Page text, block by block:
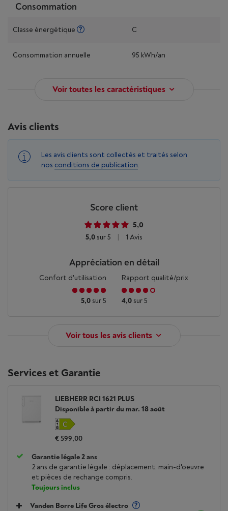
Consommation
Classe énergétique C
Consommation annuelle 95 kWh/an
Voir toutes les caractéristiques
Avis clients
Les avis clients sont collectés et traités selon
nos conditions de publication.
Score client
5,0
5,0 sur 5 1 Avis
Appréciation en détail
Confort d'utilisation
5,0 sur 5
Rapport qualité/prix
4,0 sur 5
Voir tous les avis clients
Services et Garantie
LIEBHERR RCI 1621 PLUS
Disponible à partir du mar. 18 août
€ 599,00
Garantie légale 2 ans
2 ans de garantie légale : déplacement, main-d'oeuvre
et pièces de rechange compris.
Toujours inclus
Vanden Borre Life Gros électro